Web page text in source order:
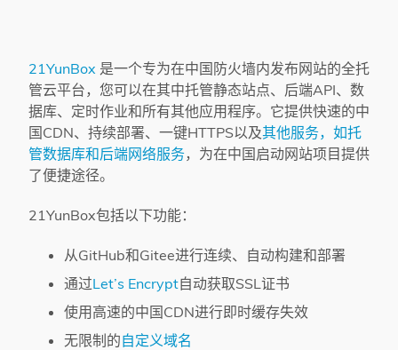
21YunBox 是一个专为在中国防火墙内发布网站的全托
管云平台，您可以在其中托管静态站点、后端API、数
据库、定时作业和所有其他应用程序。它提供快速的中
国CDN、持续部署、一键HTTPS以及其他服务，如托
管数据库和后端网络服务，为在中国启动网站项目提供
了便捷途径。
21YunBox包括以下功能：
从GitHub和Gitee进行连续、自动构建和部署
通过Let’s Encrypt自动获取SSL证书
使用高速的中国CDN进行即时缓存失效
无限制的自定义域名